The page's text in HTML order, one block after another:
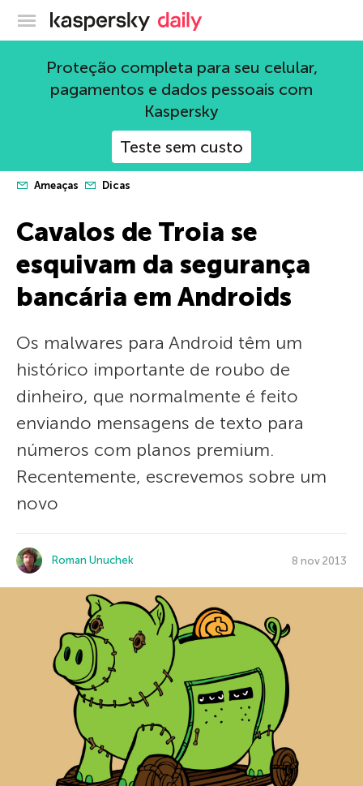
Blog oficial da Kaspersky
Proteção completa para seu celular,
pagamentos e dados pessoais com
Kaspersky
Teste sem custo
Ameaças Dicas
Cavalos de Troia se
esquivam da segurança
bancária em Androids
Os malwares para Android têm um
histórico importante de roubo de
dinheiro, que normalmente é feito
enviando mensagens de texto para
números com planos premium.
Recentemente, escrevemos sobre um
novo
Roman Unuchek 8 nov 2013